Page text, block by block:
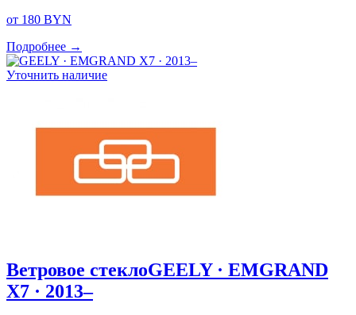
от 180 BYN
Подробнее →
Уточнить наличие
Ветровое стеклоGEELY · EMGRAND
X7 · 2013–